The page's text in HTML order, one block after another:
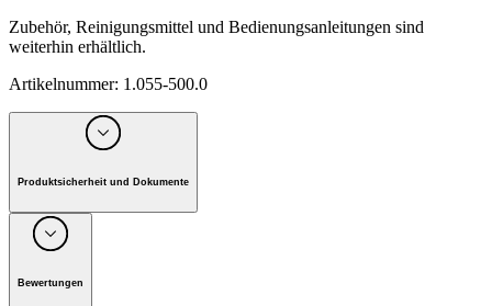
Zubehör, Reinigungsmittel und Bedienungsanleitungen sind
weiterhin erhältlich.
Artikelnummer: 1.055-500.0
Produktsicherheit und Dokumente
Unternehmen: Alfred Kärcher GmbH, Maculangasse 4, A-
1220 Wien
Bewertungen